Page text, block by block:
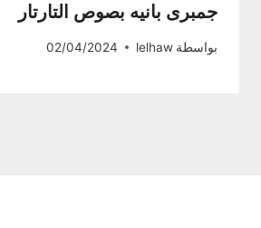
جمبرى بانيه بصوص التارتار
بواسطة lelhaw
02/04/2024